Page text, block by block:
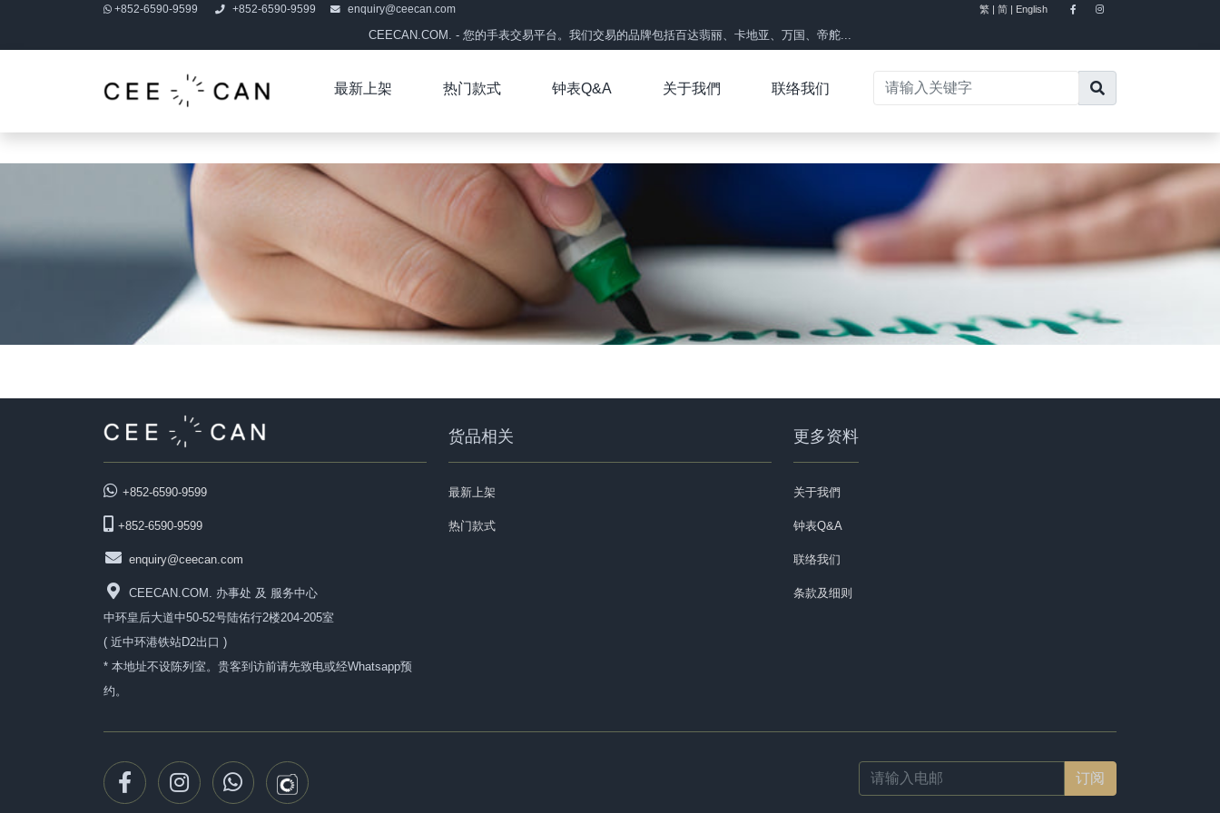
+852-6590-9599 +852-6590-9599 enquiry@ceecan.com 繁 | 简 | English
CEECAN.COM. - 您的手表交易平台。我们交易的品牌包括百达翡丽、卡地亚、万国、帝舵...
最新上架 热门款式 钟表Q&A 关于我們 联络我们
+852-6590-9599
+852-6590-9599
enquiry@ceecan.com
CEECAN.COM. 办事处 及 服务中心
中环皇后大道中50-52号陆佑行2楼204-205室
( 近中环港铁站D2出口 )
* 本地址不设陈列室。贵客到访前请先致电或经Whatsapp预
约。
货品相关
最新上架
热门款式
更多资料
关于我們
钟表Q&A
联络我们
条款及细则
Email
address